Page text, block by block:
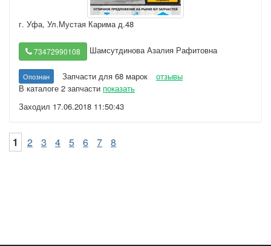
г. Уфа, Ул.Мустая Карима д.48
73472990108 Шамсутдинова Азалия Рафитовна
Опознан Запчасти для 68 марок
отзывы
В каталоге 2 запчасти показать
Заходил 17.06.2018 11:50:43
1 2 3 4 5 6 7 8